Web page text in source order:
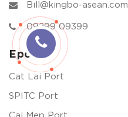
Bill@kingbo-asean.com
09299 09399
Eport
Cat Lai Port
SPITC Port
Cai Mep Port